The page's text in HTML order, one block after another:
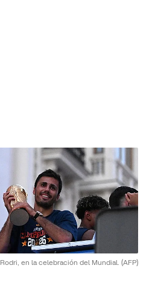
Rodri, en la celebración del Mundial. (AFP)